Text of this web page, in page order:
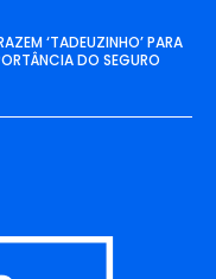
‘TADEUZINHO’ PARA
DO SEGURO